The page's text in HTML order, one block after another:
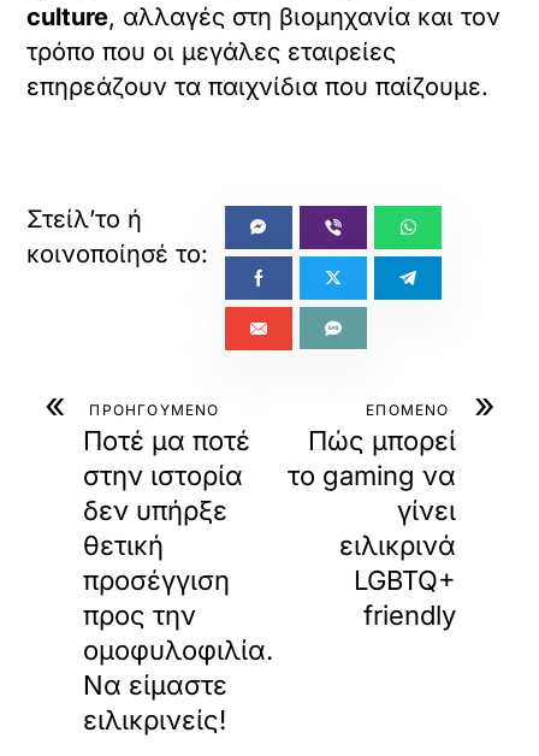
culture, αλλαγές στη βιομηχανία και τον
τρόπο που οι μεγάλες εταιρείες
επηρεάζουν τα παιχνίδια που παίζουμε.
« ΠΡΟΗΓΟΥΜΕΝΟ
Ποτέ μα ποτέ
στην ιστορία
δεν υπήρξε
θετική
προσέγγιση
προς την
ομοφυλοφιλία.
Να είμαστε
ειλικρινείς!
»
ΕΠΟΜΕΝΟ
Πώς μπορεί
το gaming να
γίνει
ειλικρινά
LGBTQ+
friendly